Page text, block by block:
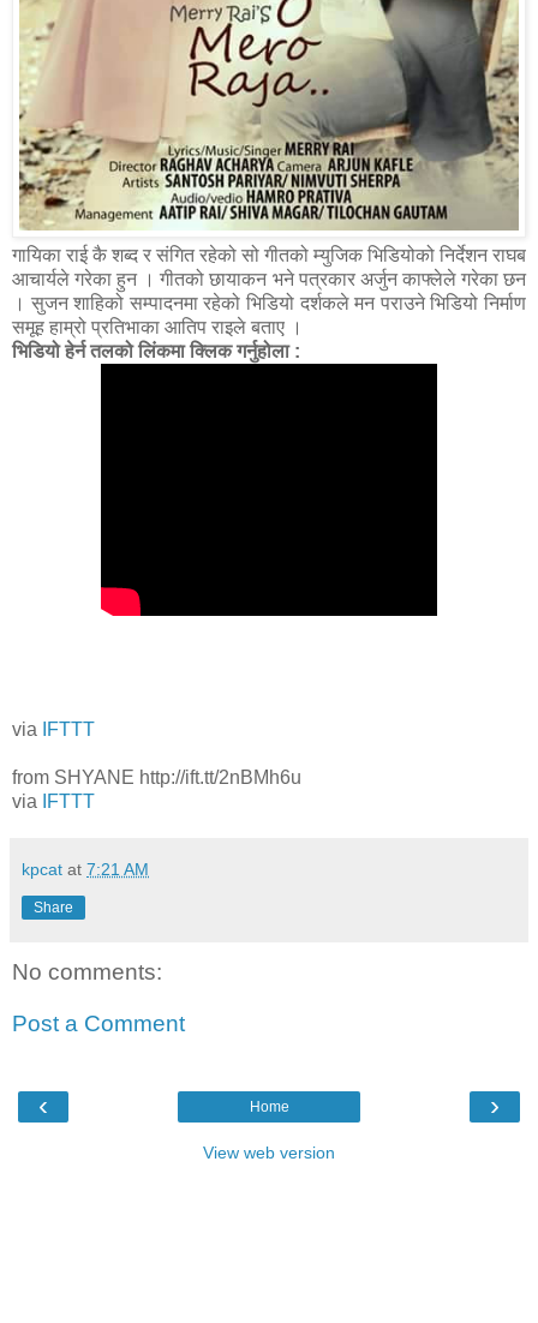
गायिका राई कै शब्द र संगित रहेको सो गीतको म्युजिक भिडियोको निर्देशन राघब
आचार्यले गरेका हुन । गीतको छायाकन भने पत्रकार अर्जुन काफ्लेले गरेका छन
। सुजन शाहिको सम्पादनमा रहेको भिडियो दर्शकले मन पराउने भिडियो निर्माण
समूह हाम्रो प्रतिभाका आतिप राइले बताए ।
भिडियो हेर्न तलको लिंकमा क्लिक गर्नुहोला :
via IFTTT
from SHYANE http://ift.tt/2nBMh6u
via
IFTTT
kpcat at 7:21 AM
Share
No comments:
Post a Comment
‹ ›
Home
View web version